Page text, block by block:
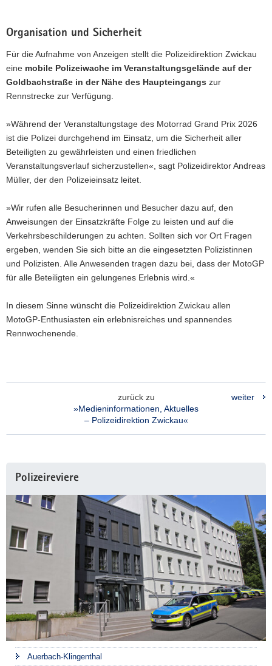
Organisation und Sicherheit
Für die Aufnahme von Anzeigen stellt die Polizeidirektion Zwickau
eine mobile Polizeiwache im Veranstaltungsgelände auf der
Goldbachstraße in der Nähe des Haupteingangs zur
Rennstrecke zur Verfügung.
»Während der Veranstaltungstage des Motorrad Grand Prix 2026
ist die Polizei durchgehend im Einsatz, um die Sicherheit aller
Beteiligten zu gewährleisten und einen friedlichen
Veranstaltungsverlauf sicherzustellen«, sagt Polizeidirektor Andreas
Müller, der den Polizeieinsatz leitet.
»Wir rufen alle Besucherinnen und Besucher dazu auf, den
Anweisungen der Einsatzkräfte Folge zu leisten und auf die
Verkehrsbeschilderungen zu achten. Sollten sich vor Ort Fragen
ergeben, wenden Sie sich bitte an die eingesetzten Polizistinnen
und Polizisten. Alle Anwesenden tragen dazu bei, dass der MotoGP
für alle Beteiligten ein gelungenes Erlebnis wird.«
In diesem Sinne wünscht die Polizeidirektion Zwickau allen
MotoGP-Enthusiasten ein erlebnisreiches und spannendes
Rennwochenende.
zurück zu
»Medieninformationen, Aktuelles
– Polizeidirektion Zwickau«
weiter
Information
Polizeireviere
Auerbach-Klingenthal